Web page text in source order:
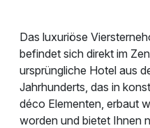
Das luxuriöse
befindet sich direkt im
ursprüngliche Hotel aus
Jahrhunderts, das in
déco Elementen, erbaut
worden und bietet Ihnen